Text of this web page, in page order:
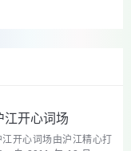
江开心词场
江开心词场由沪江精心打